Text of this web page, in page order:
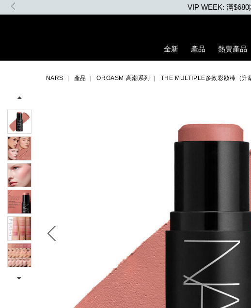
Skip
VIP
全新 產品 熱賣產品
NARS 產品 ORGASM 高潮系列 THE MULTIPLE多效彩妝棒（升
194251146263_hk